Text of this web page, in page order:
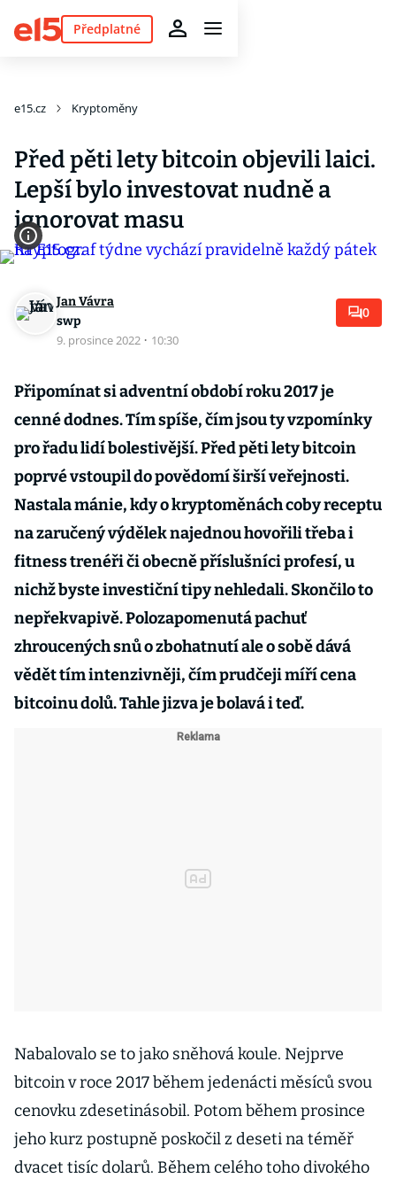
Předplatné
e15.cz Kryptoměny
Před pěti lety bitcoin objevili laici.
Lepší bylo investovat nudně a
ignorovat masu
Jan Vávra
swp
9. prosince 2022 · 10:30
0
Připomínat si adventní období roku 2017 je
cenné dodnes. Tím spíše, čím jsou ty vzpomínky
pro řadu lidí bolestivější. Před pěti lety bitcoin
poprvé vstoupil do povědomí širší veřejnosti.
Nastala mánie, kdy o kryptoměnách coby receptu
na zaručený výdělek najednou hovořili třeba i
fitness trenéři či obecně příslušníci profesí, u
nichž byste investiční tipy nehledali. Skončilo to
nepřekvapivě. Polozapomenutá pachuť
zhroucených snů o zbohatnutí ale o sobě dává
vědět tím intenzivněji, čím prudčeji míří cena
bitcoinu dolů. Tahle jizva je bolavá i teď.
Nabalovalo se to jako sněhová koule. Nejprve
bitcoin v roce 2017 během jedenácti měsíců svou
cenovku zdesetinásobil. Potom během prosince
jeho kurz postupně poskočil z deseti na téměř
dvacet tisíc dolarů. Během celého toho divokého